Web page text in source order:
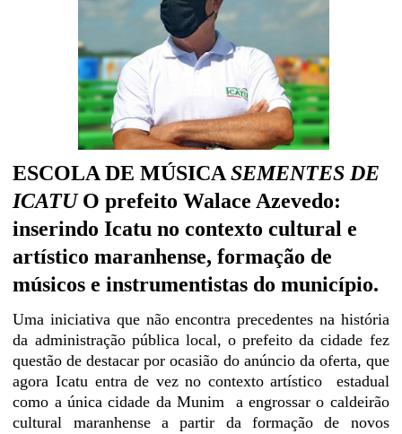
ESCOLA DE MÚSICASEMENTES DE
ICATUO prefeito Walace Azevedo:
inserindo Icatu no contexto cultural e
artístico maranhense, formação de
músicos e instrumentistas do município.
Uma iniciativa que não encontra precedentes na história
da administração pública local, o prefeito da cidade fez
questão de destacar por ocasião do anúncio da oferta, que
agora Icatu entra de vez no contexto artístico
estadual
como a única cidade da Munim
a engrossar o caldeirão
cultural maranhense a partir da formação de novos